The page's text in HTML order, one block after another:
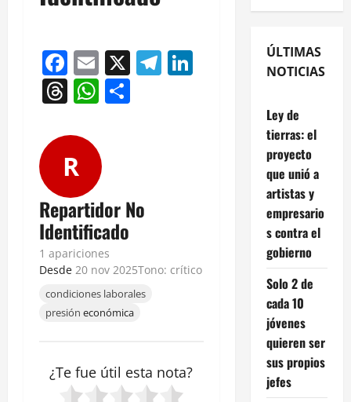
Facebook
Email
X Telegram
LinkedIn
Threads
WhatsApp
R
Repartidor No
Identificado
1 apariciones
Desde 20 nov 2025Tono: crítico
condiciones laborales
presión económica
¿Te fue útil esta nota?
ÚLTIMAS
NOTICIAS
Ley de
tierras: el
proyecto
que unió a
artistas y
empresario
s contra el
gobierno
Solo 2 de
cada 10
jóvenes
quieren ser
sus propios
jefes